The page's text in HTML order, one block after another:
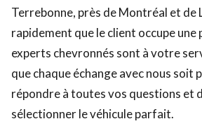
Terrebonne, près de Montréal et de
rapidement que le client occupe une
experts chevronnés sont à votre
que chaque échange avec nous soit
répondre à toutes vos questions et
sélectionner le véhicule parfait.